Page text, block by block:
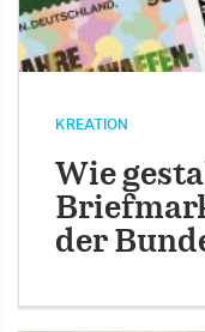
KREATION
Wie
der